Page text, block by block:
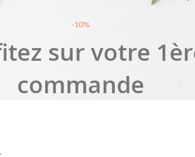
-10%
sur votre
commande